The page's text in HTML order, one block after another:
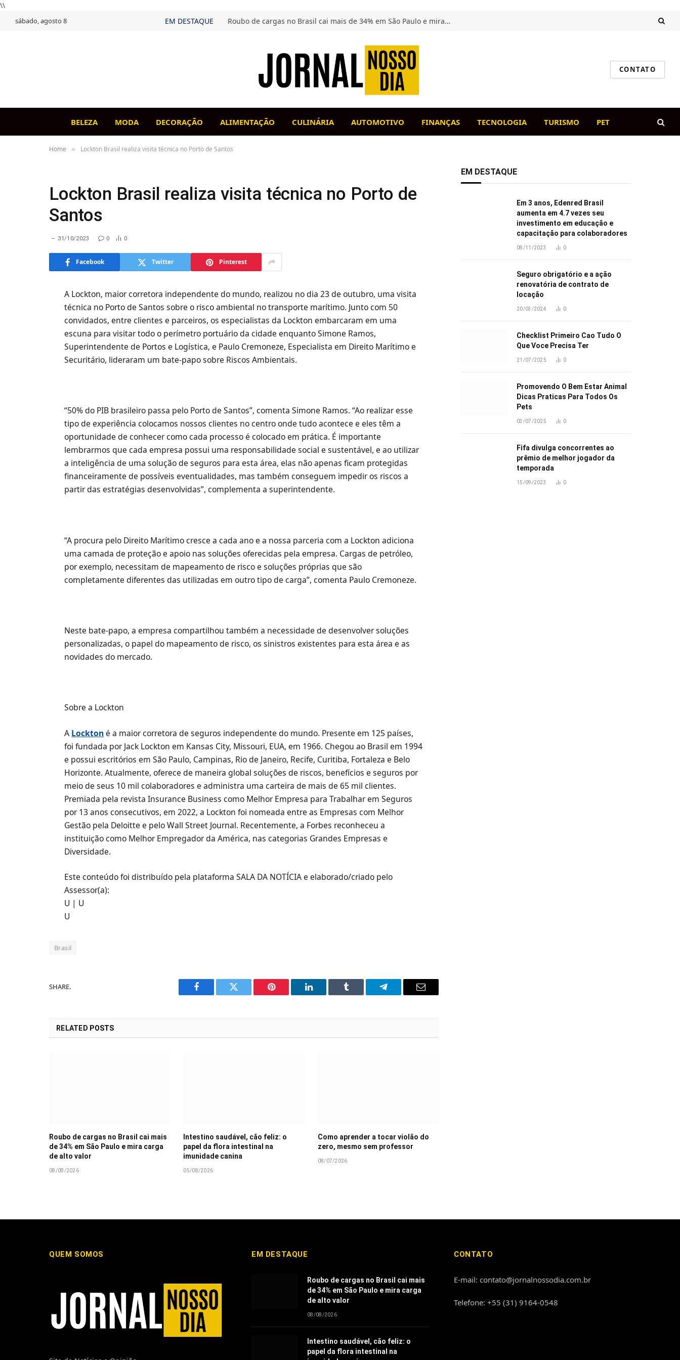
\\
sábado, agosto 8 EM DESTAQUE Roubo de cargas no Brasil cai mais de 34% em São Paulo e mira carga de alto valor
CONTATO
BELEZA MODA DECORAÇÃO ALIMENTAÇÃO CULINÁRIA AUTOMOTIVO FINANÇAS TECNOLOGIA TURISMO PET
Home » Lockton Brasil realiza visita técnica no Porto de Santos
Lockton Brasil realiza visita técnica no Porto de
Santos
31/10/2023 0 0
Facebook Twitter Pinterest
A Lockton, maior corretora independente do mundo, realizou no dia 23 de outubro, uma visita
técnica no Porto de Santos sobre o risco ambiental no transporte marítimo. Junto com 50
convidados, entre clientes e parceiros, os especialistas da Lockton embarcaram em uma
escuna para visitar todo o perímetro portuário da cidade enquanto Simone Ramos,
Superintendente de Portos e Logística, e Paulo Cremoneze, Especialista em Direito Marítimo e
Securitário, lideraram um bate-papo sobre Riscos Ambientais.
“50% do PIB brasileiro passa pelo Porto de Santos”, comenta Simone Ramos. “Ao realizar esse
tipo de experiência colocamos nossos clientes no centro onde tudo acontece e eles têm a
oportunidade de conhecer como cada processo é colocado em prática. É importante
lembrarmos que cada empresa possui uma responsabilidade social e sustentável, e ao utilizar
a inteligência de uma solução de seguros para esta área, elas não apenas ficam protegidas
financeiramente de possíveis eventualidades, mas também conseguem impedir os riscos a
partir das estratégias desenvolvidas”, complementa a superintendente.
“A procura pelo Direito Marítimo cresce a cada ano e a nossa parceria com a Lockton adiciona
uma camada de proteção e apoio nas soluções oferecidas pela empresa. Cargas de petróleo,
por exemplo, necessitam de mapeamento de risco e soluções próprias que são
completamente diferentes das utilizadas em outro tipo de carga”, comenta Paulo Cremoneze.
Neste bate-papo, a empresa compartilhou também a necessidade de desenvolver soluções
personalizadas, o papel do mapeamento de risco, os sinistros existentes para esta área e as
novidades do mercado.
Sobre a Lockton
A Locktoné a maior corretora de seguros independente do mundo. Presente em 125 países,
foi fundada por Jack Lockton em Kansas City, Missouri, EUA, em 1966. Chegou ao Brasil em 1994
e possui escritórios em São Paulo, Campinas, Rio de Janeiro, Recife, Curitiba, Fortaleza e Belo
Horizonte. Atualmente, oferece de maneira global soluções de riscos, benefícios e seguros por
meio de seus 10 mil colaboradores e administra uma carteira de mais de 65 mil clientes.
Premiada pela revista Insurance Business como Melhor Empresa para Trabalhar em Seguros
por 13 anos consecutivos, em 2022, a Lockton foi nomeada entre as Empresas com Melhor
Gestão pela Deloitte e pelo Wall Street Journal. Recentemente, a Forbes reconheceu a
instituição como Melhor Empregador da América, nas categorias Grandes Empresas e
Diversidade.
Este conteúdo foi distribuído pela plataforma SALA DA NOTÍCIA e elaborado/criado pelo
Assessor(a):
U | U
U
Brasil
SHARE.
Facebook Twitter Pinterest LinkedIn Tumblr Telegram Email
RELATED POSTS
Roubo de cargas no Brasil cai mais
de 34% em São Paulo e mira carga
de alto valor
08/08/2026
Intestino saudável, cão feliz: o
papel da flora intestinal na
imunidade canina
05/08/2026
Como aprender a tocar violão do
zero, mesmo sem professor
08/07/2026
EM DESTAQUE
Em 3 anos, Edenred Brasil
aumenta em 4.7 vezes seu
investimento em educação e
capacitação para colaboradores
08/11/2023 0
Seguro obrigatório e a ação
renovatória de contrato de
locação
20/03/2024 0
Checklist Primeiro Cao Tudo O
Que Voce Precisa Ter
21/07/2025 0
Promovendo O Bem Estar Animal
Dicas Praticas Para Todos Os
Pets
03/07/2025 0
Fifa divulga concorrentes ao
prêmio de melhor jogador da
temporada
15/09/2023 0
QUEM SOMOS EM DESTAQUE
Roubo de cargas no Brasil cai mais
de 34% em São Paulo e mira carga
de alto valor
08/08/2026
Intestino saudável, cão feliz: o
papel da flora intestinal na
CONTATO
E-mail: contato@jornalnossodia.com.br
Telefone: +55 (31) 9164-0548